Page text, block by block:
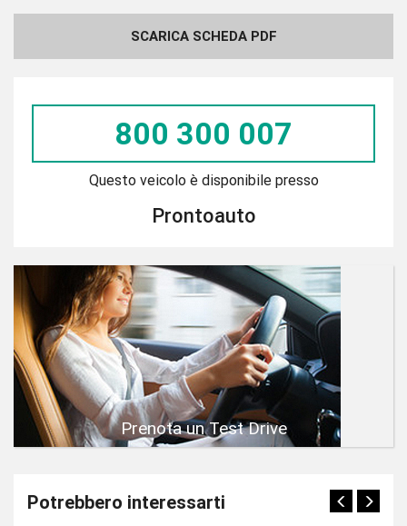
SCARICA SCHEDA PDF
800 300 007
Questo veicolo è disponibile presso
Prontoauto
Prenota un Test Drive
Potrebbero interessarti